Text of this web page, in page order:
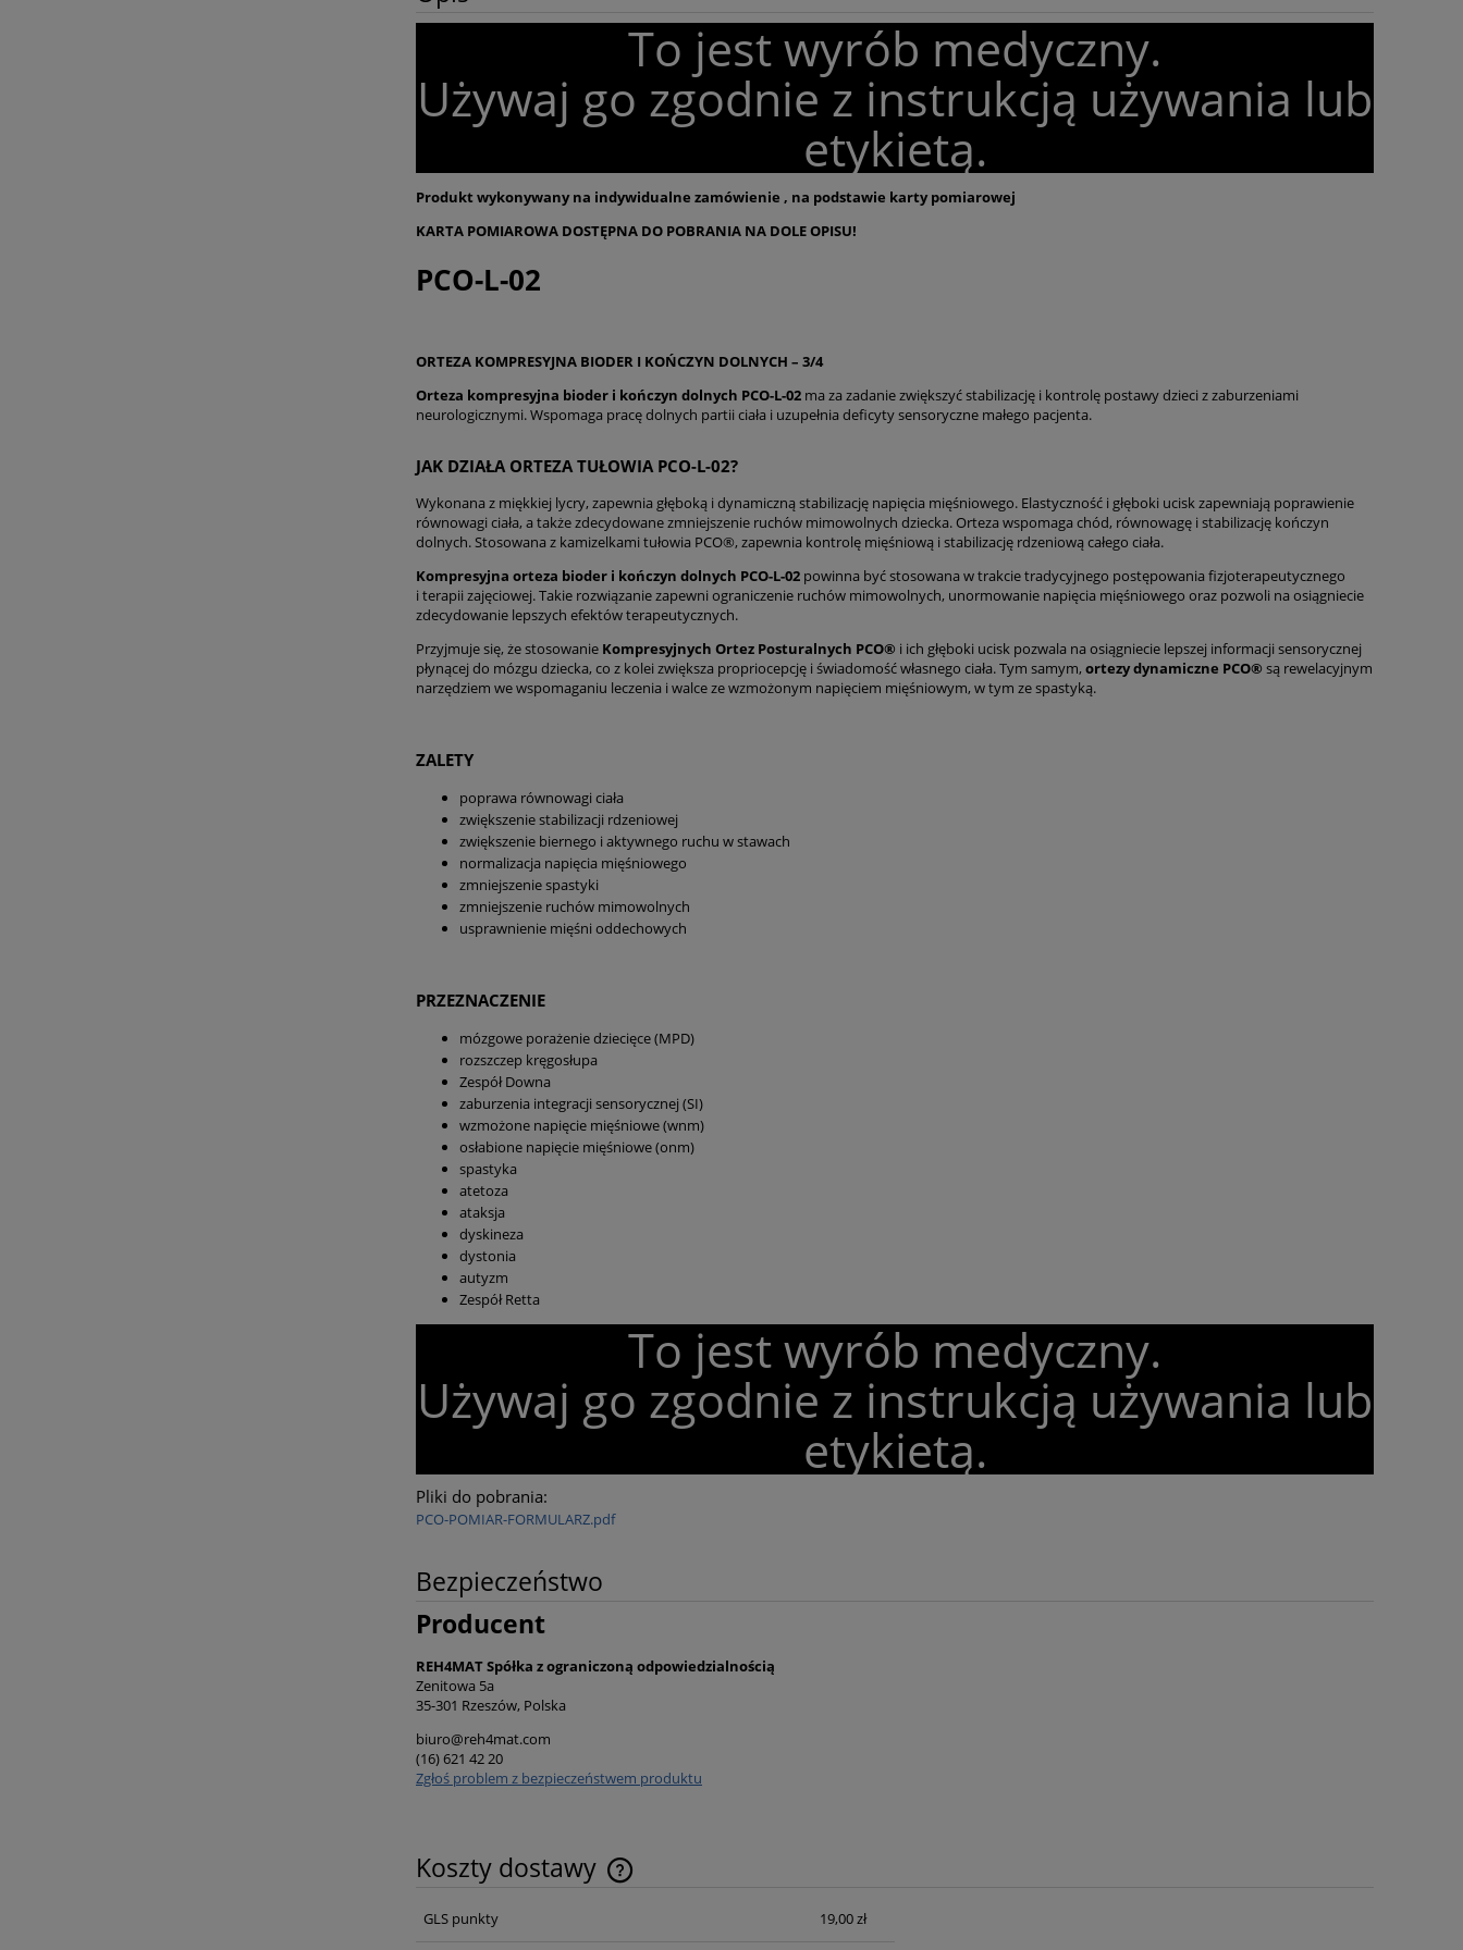
To jest wyrób medyczny.
Używaj go zgodnie z instrukcją używania lub
etykietą.
Produkt wykonywany na indywidualne zamówienie , na podstawie karty pomiarowej
KARTA POMIAROWA DOSTĘPNA DO POBRANIA NA DOLE OPISU!
PCO-L-02
ORTEZA KOMPRESYJNA BIODER I KOŃCZYN DOLNYCH – 3/4
Orteza kompresyjna bioder i kończyn dolnych PCO-L-02 ma za zadanie zwiększyć stabilizację i kontrolę postawy dzieci z zaburzeniami
neurologicznymi. Wspomaga pracę dolnych partii ciała i uzupełnia deficyty sensoryczne małego pacjenta.
JAK DZIAŁA ORTEZA TUŁOWIA PCO-L-02?
Wykonana z miękkiej lycry, zapewnia głęboką i dynamiczną stabilizację napięcia mięśniowego. Elastyczność i głęboki ucisk zapewniają poprawienie
równowagi ciała, a także zdecydowane zmniejszenie ruchów mimowolnych dziecka. Orteza wspomaga chód, równowagę i stabilizację kończyn
dolnych. Stosowana z kamizelkami tułowia PCO®, zapewnia kontrolę mięśniową i stabilizację rdzeniową całego ciała.
Kompresyjna orteza bioder i kończyn dolnych PCO-L-02 powinna być stosowana w trakcie tradycyjnego postępowania fizjoterapeutycznego
i terapii zajęciowej. Takie rozwiązanie zapewni ograniczenie ruchów mimowolnych, unormowanie napięcia mięśniowego oraz pozwoli na osiągniecie
zdecydowanie lepszych efektów terapeutycznych.
Przyjmuje się, że stosowanie Kompresyjnych Ortez Posturalnych PCO® i ich głęboki ucisk pozwala na osiągniecie lepszej informacji sensorycznej
płynącej do mózgu dziecka, co z kolei zwiększa propriocepcję i świadomość własnego ciała. Tym samym, ortezy dynamiczne PCO® są rewelacyjnym
narzędziem we wspomaganiu leczenia i walce ze wzmożonym napięciem mięśniowym, w tym ze spastyką.
ZALETY
poprawa równowagi ciała
zwiększenie stabilizacji rdzeniowej
zwiększenie biernego i aktywnego ruchu w stawach
normalizacja napięcia mięśniowego
zmniejszenie spastyki
zmniejszenie ruchów mimowolnych
usprawnienie mięśni oddechowych
PRZEZNACZENIE
mózgowe porażenie dziecięce (MPD)
rozszczep kręgosłupa
Zespół Downa
zaburzenia integracji sensorycznej (SI)
wzmożone napięcie mięśniowe (wnm)
osłabione napięcie mięśniowe (onm)
spastyka
atetoza
ataksja
dyskineza
dystonia
autyzm
Zespół Retta
To jest wyrób medyczny.
Używaj go zgodnie z instrukcją używania lub
etykietą.
Pliki do pobrania:
PCO-POMIAR-FORMULARZ.pdf
Bezpieczeństwo
Producent
REH4MAT Spółka z ograniczoną odpowiedzialnością
Zenitowa 5a
35-301 Rzeszów, Polska
biuro@reh4mat.com
(16) 621 42 20
Zgłoś problem z bezpieczeństwem produktu
Koszty dostawy
Cena nie zawiera ewentualnych kosztów
GLS punkty 19,00 zł